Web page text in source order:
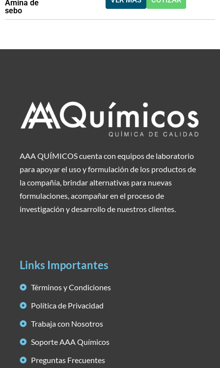
Amina de
sebo
AAA QUÍMICOS cuenta con equipos de laboratorio
para apoyar el uso y formulación de los productos de
la compañía, brindar alternativas para nuevas
formulaciones, acompañar en el proceso de
investigación y desarrollo de nuestros clientes.
Links Importantes
Términos y Condiciones
Política de Privacidad
Trabaja con Nosotros
Soporte AAA Químicos
Preguntas Frecuentes